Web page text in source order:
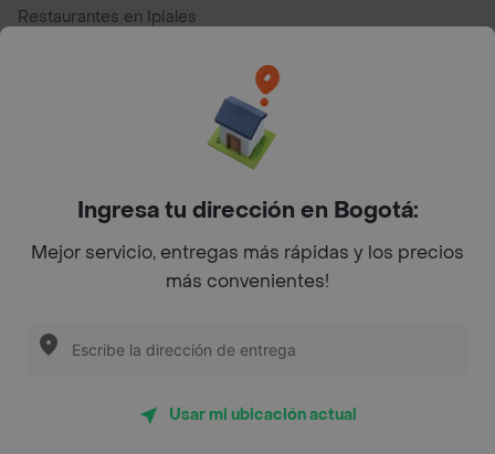
Restaurantes en Ipiales
Top Marcas y Cadenas de Restaurantes
Encuéntranos en estos países
App Store Google play
Restaurantes cerca de mi para pedir Comida a Domicilio -
Ingresa tu dirección en Bogotá:
Mejor servicio, entregas más rápidas y los precios
más convenientes!
Usar mi ubicación actual